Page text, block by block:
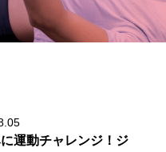
運動チャレンジ！ジ